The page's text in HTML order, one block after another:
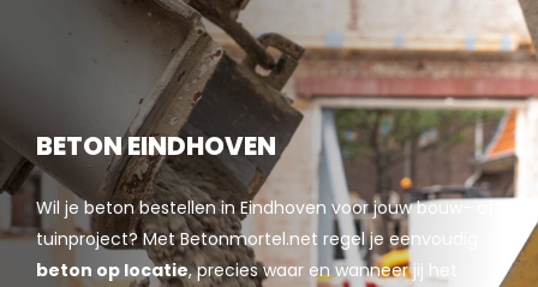
BETON EINDHOVEN
Wil je beton bestellen in Eindhoven voor jouw bouw- of
tuinproject? Met Betonmortel.net regel je eenvoudig
beton op locatie, precies waar en wanneer jij het